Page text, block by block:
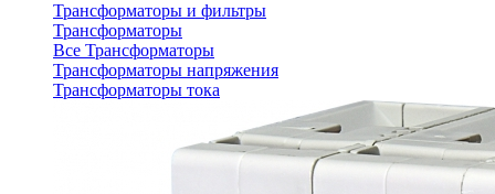
Трансформаторы и фильтры
Трансформаторы
Все Трансформаторы
Трансформаторы напряжения
Трансформаторы тока